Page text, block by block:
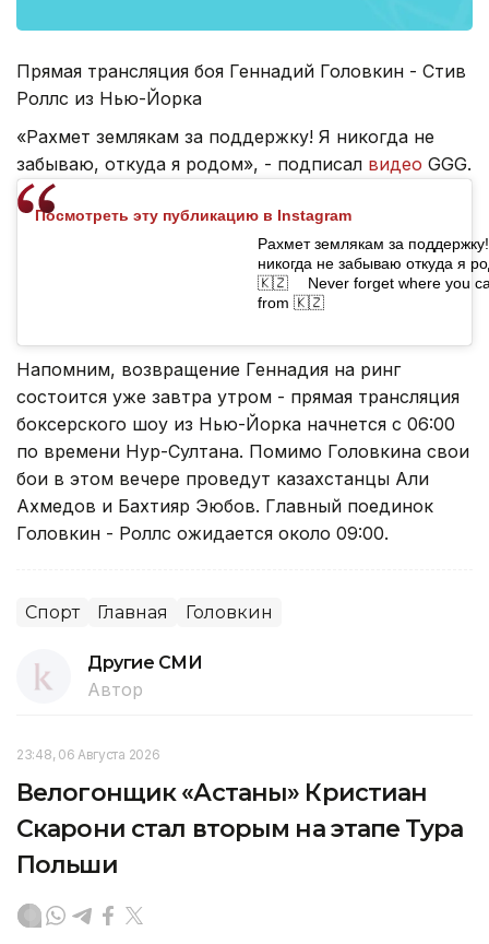
Прямая трансляция боя Геннадий Головкин - Стив
Роллс из Нью-Йорка
«Рахмет землякам за поддержку! Я никогда не
забываю, откуда я родом», - подписал видео GGG.
Посмотреть эту публикацию в Instagram
Рахмет землякам за
никогда не забываю откуда я
🇰🇿 ⠀ Never forget where you
from 🇰🇿
Напомним, возвращение Геннадия на ринг
состоится уже завтра утром - прямая трансляция
боксерского шоу из Нью-Йорка начнется с 06:00
по времени Нур-Султана. Помимо Головкина свои
бои в этом вечере проведут казахстанцы Али
Ахмедов и Бахтияр Эюбов. Главный поединок
Головкин - Роллс ожидается около 09:00.
Спорт Главная Головкин
Другие СМИ
Автор
23:48, 06 Августа 2026
Велогонщик «Астаны» Кристиан
Скарони стал вторым на этапе Тура
Польши